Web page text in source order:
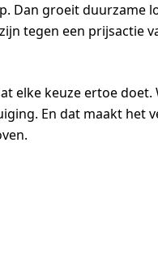
Dan groeit duurzame
tegen een prijsactie
elke keuze ertoe doet.
En dat maakt het